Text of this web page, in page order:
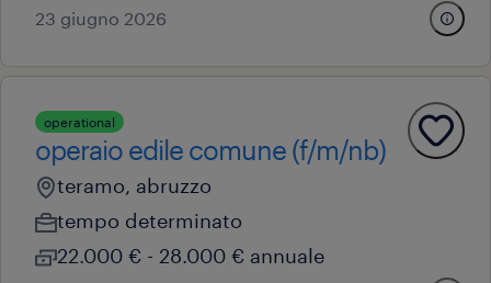
23 giugno 2026
operational
operaio edile comune (f/m/nb)
teramo, abruzzo
tempo determinato
22.000 € - 28.000 € annuale